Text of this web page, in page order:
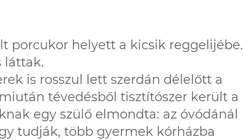
porcukor helyett a kicsik reggelijébe.
láttak.
is rosszul lett szerdán délelőtt a
tévedésből tisztítószer került a
egy szülő elmondta: az óvódánál
tudják, több gyermek kórházba